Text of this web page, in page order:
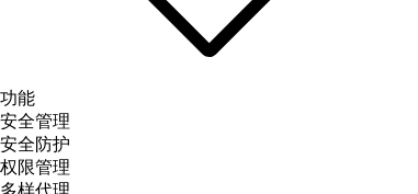
功能
安全管理
安全防护
权限管理
多样代理